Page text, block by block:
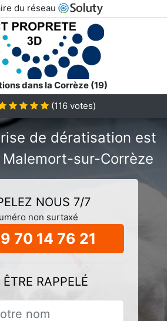
du réseau
dans la Corrèze (19)
(116 votes)
de dératisation est
sur-Corrèze
NOUS 7/7
non surtaxé
70 14 76 21
ÊTRE RAPPELÉ